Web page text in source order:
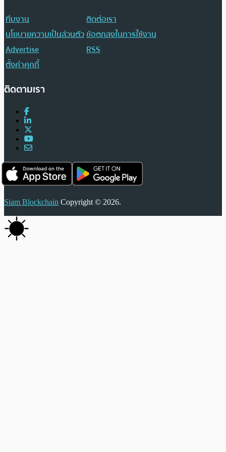
ทีมงาน
ติดต่อเรา
นโยบายความเป็นส่วนตัวข้อตกลงในการใช้งาน
Advertise
RSS
ตั้งค่าคุกกี้
ติดตามเรา
Siam Blockchain Copyright © 2026.